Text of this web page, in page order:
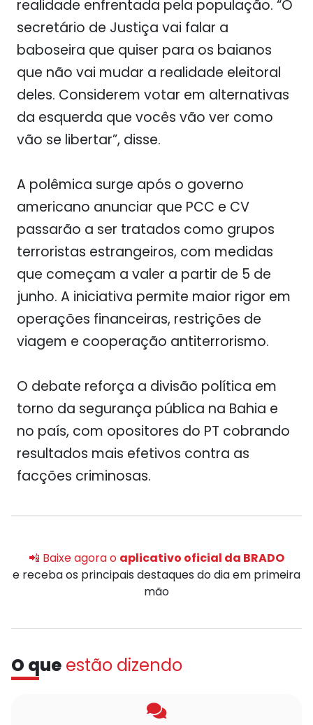
realidade enfrentada pela população. “O
secretário de Justiça vai falar a
baboseira que quiser para os baianos
que não vai mudar a realidade eleitoral
deles. Considerem votar em alternativas
da esquerda que vocês vão ver como
vão se libertar”, disse.
A polêmica surge após o governo
americano anunciar que PCC e CV
passarão a ser tratados como grupos
terroristas estrangeiros, com medidas
que começam a valer a partir de 5 de
junho. A iniciativa permite maior rigor em
operações financeiras, restrições de
viagem e cooperação antiterrorismo.
O debate reforça a divisão política em
torno da segurança pública na Bahia e
no país, com opositores do PT cobrando
resultados mais efetivos contra as
facções criminosas.
📲 Baixe agora o aplicativo oficial da BRADO
e receba os principais destaques do dia em primeira
mão
O que estão dizendo